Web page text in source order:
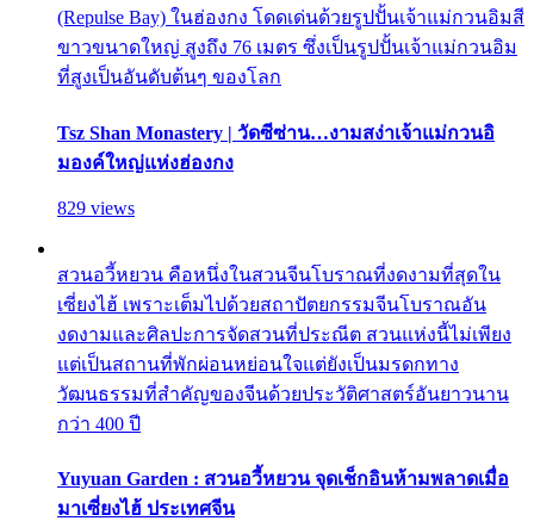
(Repulse Bay) ในฮ่องกง โดดเด่นด้วยรูปปั้นเจ้าแม่กวนอิมสี
ขาวขนาดใหญ่ สูงถึง 76 เมตร ซึ่งเป็นรูปปั้นเจ้าแม่กวนอิม
ที่สูงเป็นอันดับต้นๆ ของโลก
Tsz Shan Monastery | วัดซีซ่าน…งามสง่าเจ้าแม่กวนอิ
มองค์ใหญ่แห่งฮ่องกง
829 views
สวนอวี้หยวน คือหนึ่งในสวนจีนโบราณที่งดงามที่สุดใน
เซี่ยงไฮ้ เพราะเต็มไปด้วยสถาปัตยกรรมจีนโบราณอัน
งดงามและศิลปะการจัดสวนที่ประณีต สวนแห่งนี้ไม่เพียง
แต่เป็นสถานที่พักผ่อนหย่อนใจแต่ยังเป็นมรดกทาง
วัฒนธรรมที่สำคัญของจีนด้วยประวัติศาสตร์อันยาวนาน
กว่า 400 ปี
Yuyuan Garden : สวนอวี้หยวน จุดเช็กอินห้ามพลาดเมื่อ
มาเซี่ยงไฮ้ ประเทศจีน